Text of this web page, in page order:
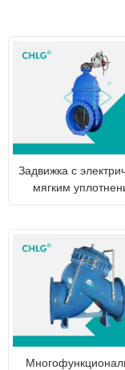
Задвижка с
мягким